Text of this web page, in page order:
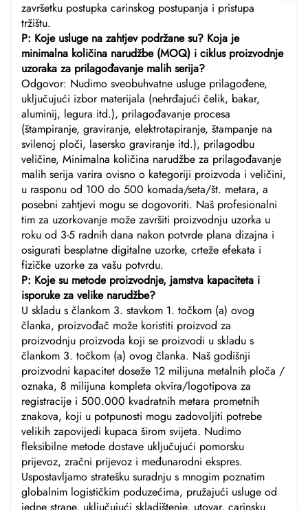
završetku postupka carinskog postupanja i pristupa
tržištu.
P: Koje usluge na zahtjev podržane su? Koja je
minimalna količina narudžbe (MOQ) i ciklus proizvodnje
uzoraka za prilagođavanje malih serija?
Odgovor: Nudimo sveobuhvatne usluge prilagođene,
uključujući izbor materijala (nehrđajući čelik, bakar,
aluminij, legura itd.), prilagođavanje procesa
(štampiranje, graviranje, elektrotapiranje, štampanje na
svilenoj ploči, lasersko graviranje itd.), prilagodbu
veličine, Minimalna količina narudžbe za prilagođavanje
malih serija varira ovisno o kategoriji proizvoda i veličini,
u rasponu od 100 do 500 komada/seta/št. metara, a
posebni zahtjevi mogu se dogovoriti. Naš profesionalni
tim za uzorkovanje može završiti proizvodnju uzorka u
roku od 3-5 radnih dana nakon potvrde plana dizajna i
osigurati besplatne digitalne uzorke, crteže efekata i
fizičke uzorke za vašu potvrdu.
P: Koje su metode proizvodnje, jamstva kapaciteta i
isporuke za velike narudžbe?
U skladu s člankom 3. stavkom 1. točkom (a) ovog
članka, proizvođač može koristiti proizvod za
proizvodnju proizvoda koji se proizvodi u skladu s
člankom 3. točkom (a) ovog članka. Naš godišnji
proizvodni kapacitet doseže 12 milijuna metalnih ploča /
oznaka, 8 milijuna kompleta okvira/logotipova za
registracije i 500.000 kvadratnih metara prometnih
znakova, koji u potpunosti mogu zadovoljiti potrebe
velikih zapovijedi kupaca širom svijeta. Nudimo
fleksibilne metode dostave uključujući pomorsku
prijevoz, zračni prijevoz i međunarodni ekspres.
Uspostavljamo stratešku suradnju s mnogim poznatim
globalnim logističkim poduzećima, pružajući usluge od
jedne strane, uključujući skladištenje, utovar, carinsku